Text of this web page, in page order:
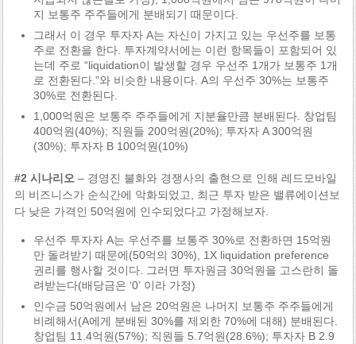
지 보통주 주주들에게 분배되기 때문이다.
그래서 이 경우 투자자 A는 자신이 가지고 있는 우선주를 보통
주로 전환을 한다. 투자계약서에는 이런 항목들이 포함되어 있
는데 주로 “liquidation이 발생할 경우 우선주 1개가 보통주 1개
로 전환된다.”와 비슷한 내용이다. A의 우선주 30%는 보통주
30%로 전환된다.
1,000억원은 보통주 주주들에게 지분율만큼 분배된다. 창업팀
400억원(40%); 직원들 200억원(20%); 투자자 A 300억원
(30%); 투자자 B 100억원(10%)
#2 시나리오 – 경영진 불화와 경쟁사의 출현으로 인해 레드모바일
의 비즈니스가 순식간에 악화되었고, 최근 투자 받은 밸류에이션보
다 낮은 가격인 50억원에 인수되었다고 가정해보자.
우선주 투자자 A는 우선주를 보통주 30%로 전환하면 15억원
만 돌려받기 때문에(50억의 30%), 1X liquidation preference
권리를 행사할 것이다. 그러면 투자원금 30억원을 고스란히 돌
려받는다(배당금은 ‘0’ 이라 가정)
인수금 50억원에서 남은 20억원은 나머지 보통주 주주들에게
비례해서(A에게 분배된 30%를 제외한 70%에 대해) 분배된다.
창업팀 11.4억원(57%); 직원들 5.7억원(28.6%); 투자자 B 2.9